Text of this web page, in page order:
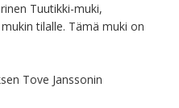
Tuutikki-muki,
tilalle. Tämä muki on
Tove Janssonin